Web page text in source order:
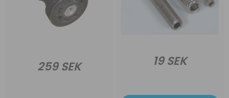
259 SEK
19 SEK